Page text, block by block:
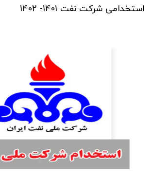
خروج از حساب کاربری
استخدامی شرکت نفت 1401- 1402